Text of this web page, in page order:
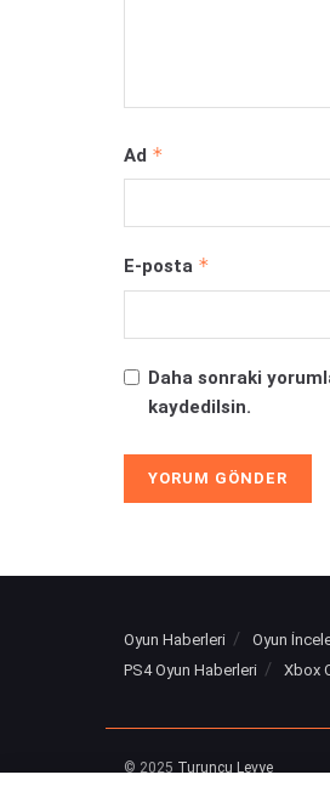
Ad *
E-posta *
Daha sonraki
kaydedilsin.
Oyun Haberleri Oyun
PS4 Oyun Haberleri
Xbox
© 2025 Turuncu Levye